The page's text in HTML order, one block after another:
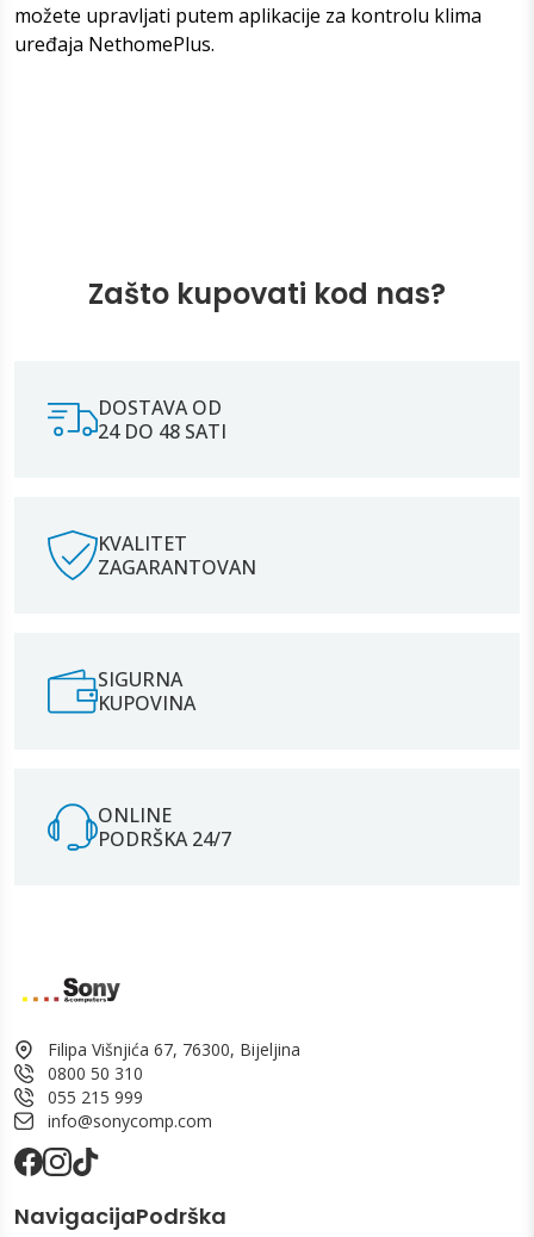
možete upravljati putem aplikacije za kontrolu klima
uređaja NethomePlus.
Zašto kupovati kod nas?
DOSTAVA OD
24 DO 48 SATI
KVALITET
ZAGARANTOVAN
SIGURNA
KUPOVINA
ONLINE
PODRŠKA 24/7
Filipa Višnjića 67, 76300, Bijeljina
0800 50 310
055 215 999
info@sonycomp.com
NavigacijaPodrška